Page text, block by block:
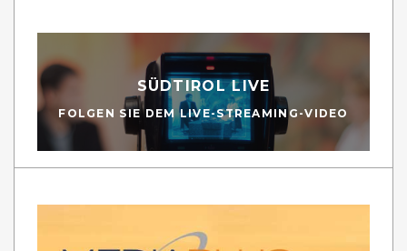
SÜDTIROL LIVE
FOLGEN SIE DEM LIVE-STREAMING-VIDEO